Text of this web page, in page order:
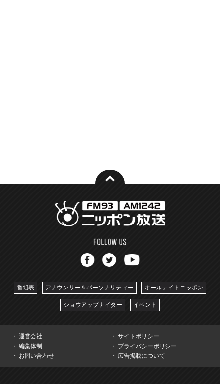
番組表 アナウンサー＆パーソナリティー オールナイトニッポン
ショウアップナイター イベント
運営会社
サイトポリシー
編集体制
プライバシーポリシー
お問い合わせ
広告掲載について